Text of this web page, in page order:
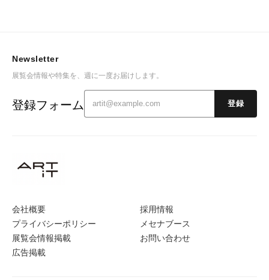
会社概要
プライバシーポリシー
展覧会情報掲載
広告掲載
採用情報
メセナブース
お問い合わせ
Newsletter
展覧会情報や特集を、週に一度お届けします。
登録フォーム 登録